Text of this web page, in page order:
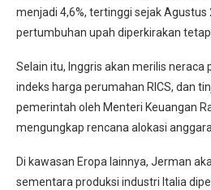
menjadi 4,6%, tertinggi sejak
pertumbuhan upah diperkirakan tetap
Selain itu, Inggris akan merilis neraca
indeks harga perumahan RICS, dan
pemerintah oleh Menteri Keuangan
mengungkap rencana alokasi
Di kawasan Eropa lainnya, Jerman
sementara produksi industri Italia